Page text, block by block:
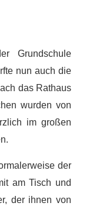
Grundschule
nun auch die
das Rathaus
wurden von
im großen
der
am Tisch und
der ihnen von